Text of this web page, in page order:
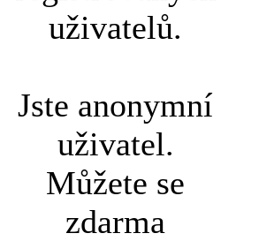
uživatelů.
Jste anonymní
uživatel.
Můžete se
zdarma